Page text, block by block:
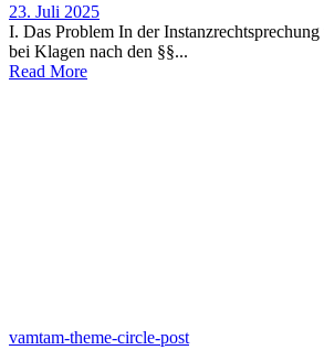
23. Juli 2025
I. Das Problem In der
bei Klagen nach den §§...
Read More
vamtam-theme-circle-post